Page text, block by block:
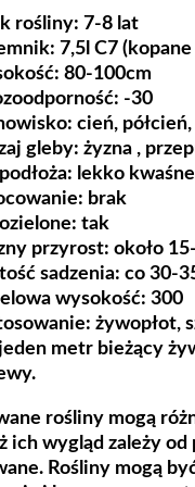
rośliny: 7-8 lat
7,5l C7
80-100cm
-30
cień, półcień,
gleby: żyzna ,
lekko
brak
tak
przyrost: około
sadzenia: co 30-
wysokość: 300
żywopłot,
metr bieżący
rośliny mogą
ich wygląd zależy
Rośliny mogą